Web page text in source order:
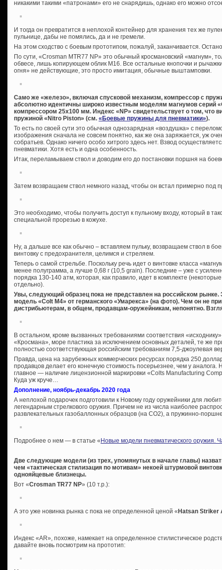
никакими такими «патронами» его не снарядишь, однако его можно
И тогда он превратится в неплохой контейнер для хранения тех же
пульнице, дабы не помялись, да и не гремели.
На этом сходство с боевым прототипом, пожалуй, заканчивается.
По сути, «Crosman MTR77 NP» это обычный кросмановский «магнум»,
обвесе, лишь копирующем облик М16. Все остальные кнопочки и
огня» не действующие, это просто имитация, обычные выштамповки.
Само же «железо», включая спусковой механизм, компрессор с
абсолютно идентичны широко известным моделям магнумов серий «
компрессором 25х100 мм. Индекс «NP» свидетельствует о том, что
пружиной «Nitro Piston» (см. «Боевые пружины для пневматики»).
То есть по своей сути это обычная однозарядная «воздушка» с
изображения сначала не совсем понятно, как же она заряжается, уж
собратьев. Однако ничего особо хитрого здесь нет. Взвод
пневматики. Хотя есть и одна особенность.
Итак, переламываем ствол и доводим его до постановки поршня на
Затем возвращаем ствол немного назад, чтобы он встал примерно под
Это необходимо, чтобы получить доступ к пульному входу, который в
специальной прорезью в кожухе.
Ну, а дальше все как обычно – вставляем пульку, возвращаем ствол в
винтовку с предохранителя, целимся и стреляем.
Теперь о самой стрельбе. Поскольку речь идет о винтовке класса
менее полуграмма, а лучше 0,68 г (10,5 grain). Последние – уже с
порядка 130-140 атм, которая, как правило, идет в комплекте
отдельно).
Увы, следующий образец пока не представлен на российском рынке.
модель «Colt M4» от германского «Умарекса» (на фото). Чем он не
дистрибьютерам, в общем, продавцам-оружейникам, непонятно.
В остальном, кроме вызванных требованиями соответствия
«Кросмана», море пластика за исключением основных деталей, те же
полностью соответствующая российским требованиям 7,5-джоулевая
Правда, цена на зарубежных коммерческих ресурсах порядка 250
продавцов делает его конечную стоимость посерьезнее, чем у аналога.
главное — наличие лицензионной маркировки «Colts Manufacturing
Куда уж круче…
Дополнение, ноябрь-декабрь 2020 года
А неплохой подарочек подготовили к Новому году оружейники для
легендарным стрелкового оружия. Причем не из числа наиболее
развлекательных газобаллонных образцов (на СО2), а пружинно-
Подробнее о нем — в статье «Новые модели пневматического оружия.
Две следующие модели (из трех, упомянутых в начале главы)
чем «тактическая стилизация по мотивам» некоей штурмовой
однояйцевые близнецы.
Вот «Crosman TR77 NP» (10 т.р.):
А это уже новинка рынка с пока не определенной ценой «Hatsan Striker
Индекс «AR», похоже, намекает на определенное стилистическое
давайте вновь посмотрим на прототип: